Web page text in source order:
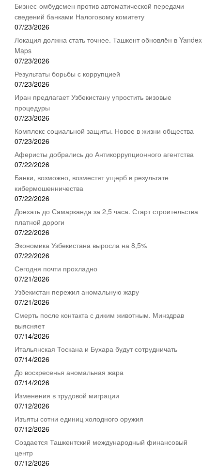
Бизнес-омбудсмен против автоматической передачи
сведений банками Налоговому комитету
07/23/2026
Локация должна стать точнее. Ташкент обновлён в Yandex
Maps
07/23/2026
Результаты борьбы с коррупцией
07/23/2026
Иран предлагает Узбекистану упростить визовые
процедуры
07/23/2026
Комплекс социальной защиты. Новое в жизни общества
07/23/2026
Аферисты добрались до Антикоррупционного агентства
07/22/2026
Банки, возможно, возместят ущерб в результате
кибермошенничества
07/22/2026
Доехать до Самарканда за 2,5 часа. Старт строительства
платной дороги
07/22/2026
Экономика Узбекистана выросла на 8,5%
07/22/2026
Сегодня почти прохладно
07/21/2026
Узбекистан пережил аномальную жару
07/21/2026
Смерть после контакта с диким животным. Минздрав
выясняет
07/14/2026
Итальянская Тоскана и Бухара будут сотрудничать
07/14/2026
До воскресенья аномальная жара
07/14/2026
Изменения в трудовой миграции
07/12/2026
Изъяты сотни единиц холодного оружия
07/12/2026
Создается Ташкентский международный финансовый
центр
07/12/2026